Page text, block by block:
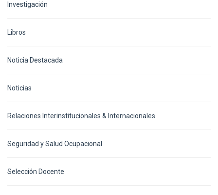
Investigación
Libros
Noticia Destacada
Noticias
Relaciones Interinstitucionales & Internacionales
Seguridad y Salud Ocupacional
Selección Docente